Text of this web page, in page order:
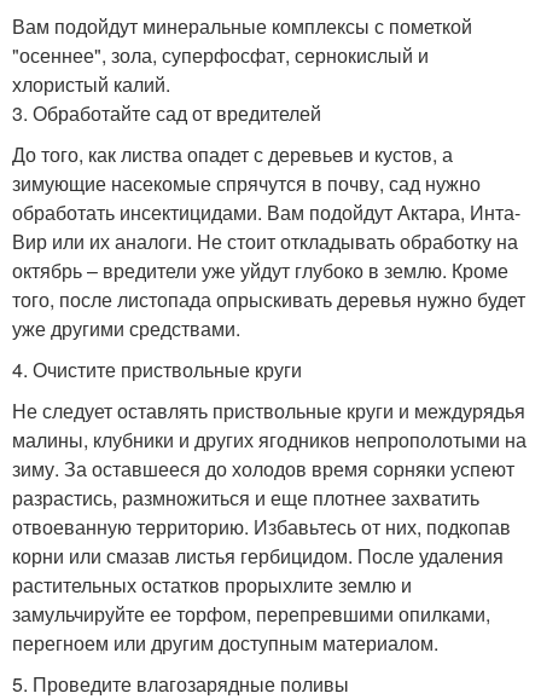
Вам подойдут минеральные комплексы с пометкой
"осеннее", зола, суперфосфат, сернокислый и
хлористый калий.
3. Обработайте сад от вредителей
До того, как листва опадет с деревьев и кустов, а
зимующие насекомые спрячутся в почву, сад нужно
обработать инсектицидами. Вам подойдут Актара, Инта-
Вир или их аналоги. Не стоит откладывать обработку на
октябрь – вредители уже уйдут глубоко в землю. Кроме
того, после листопада опрыскивать деревья нужно будет
уже другими средствами.
4. Очистите приствольные круги
Не следует оставлять приствольные круги и междурядья
малины, клубники и других ягодников непрополотыми на
зиму. За оставшееся до холодов время сорняки успеют
разрастись, размножиться и еще плотнее захватить
отвоеванную территорию. Избавьтесь от них, подкопав
корни или смазав листья гербицидом. После удаления
растительных остатков прорыхлите землю и
замульчируйте ее торфом, перепревшими опилками,
перегноем или другим доступным материалом.
5. Проведите влагозарядные поливы